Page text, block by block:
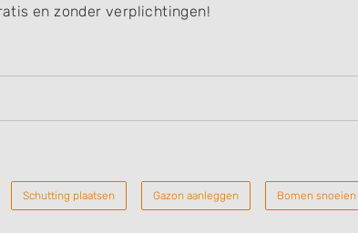
en zonder verplichtingen!
Schutting plaatsen Gazon aanleggen Bomen